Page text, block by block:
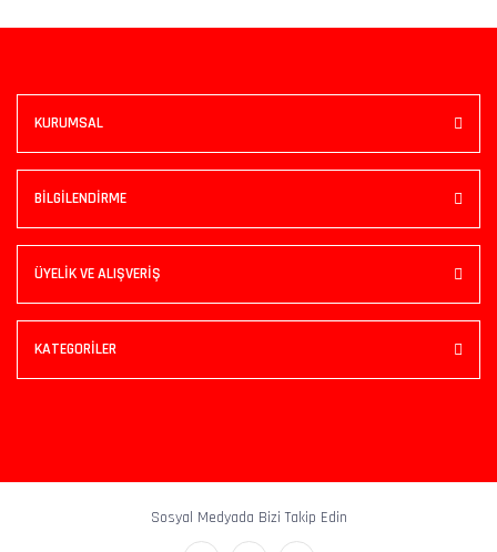
KURUMSAL
BİLGİLENDİRME
ÜYELİK VE ALIŞVERİŞ
KATEGORİLER
Sosyal Medyada Bizi Takip Edin